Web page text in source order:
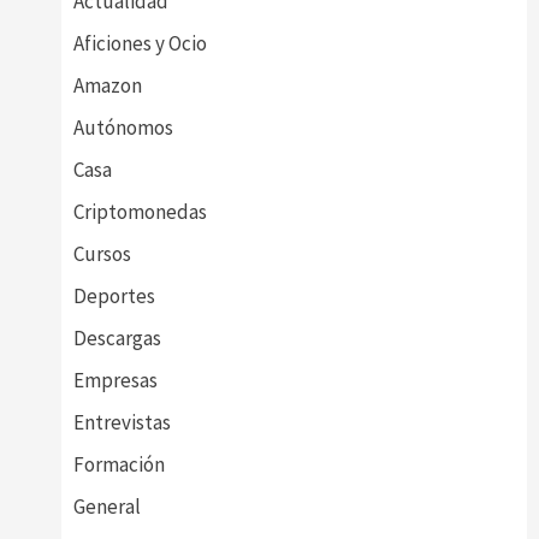
Aficiones y Ocio
Amazon
Autónomos
Casa
Criptomonedas
Cursos
Deportes
Descargas
Empresas
Entrevistas
Formación
General